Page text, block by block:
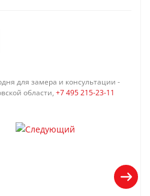
для замера и консультации -
области, +7 495 215-23-11